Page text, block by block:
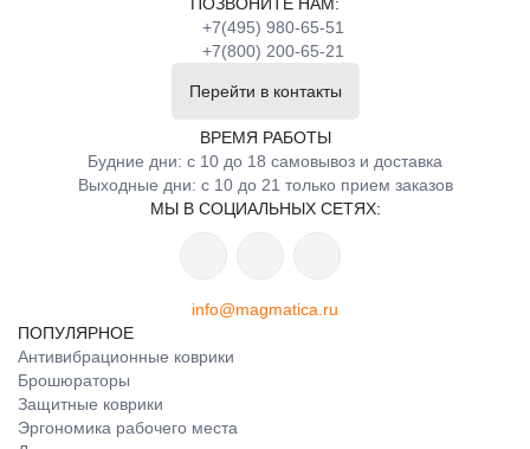
+7(495) 980-65-51
+7(800) 200-65-21
Перейти в контакты
ВРЕМЯ РАБОТЫ
Будние дни: с 10 до 18 самовывоз и доставка
Выходные дни: с 10 до 21 только прием заказов
МЫ В СОЦИАЛЬНЫХ СЕТЯХ:
info@magmatica.ru
ПОПУЛЯРНОЕ
Антивибрационные коврики
Брошюраторы
Защитные коврики
Эргономика рабочего места